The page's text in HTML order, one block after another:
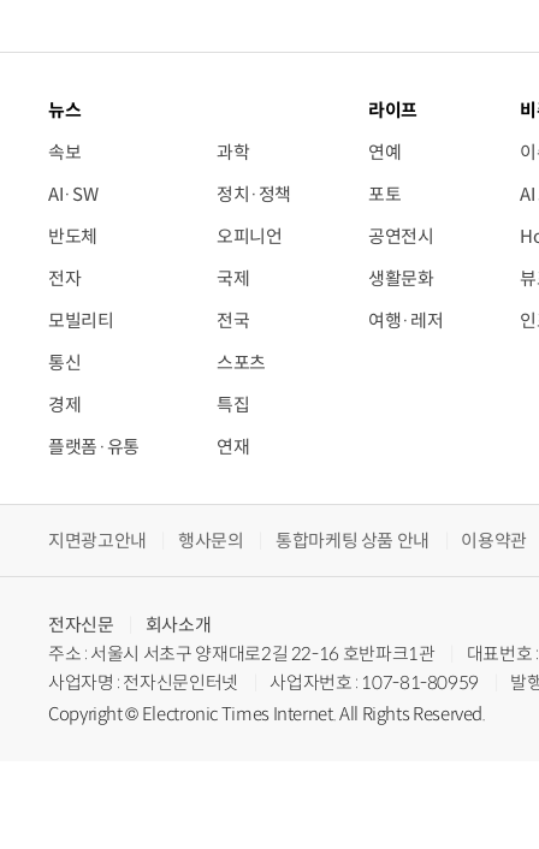
뉴스
속보
AI·SW
반도체
전자
모빌리티
통신
경제
플랫폼·유통
과학
정치·정책
오피니언
국제
전국
스포츠
특집
연재
라이프
연예
포토
공연전시
생활문화
여행·레저
지면광고안내 행사문의 통합마케팅 상품 안내 이용약관
전자신문
회사소개
주소 : 서울시 서초구 양재대로2길 22-16 호반파크1관
대표번
사업자명 : 전자신문인터넷
사업자번호 : 107-81-80959
발
Copyright © Electronic Times Internet. All Rights Reserved.